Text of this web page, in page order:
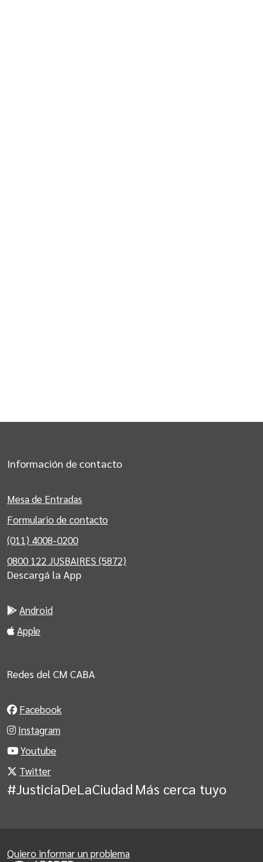
Información de contacto
Mesa de Entradas
Formulario de contacto
(011) 4008-0200
0800 122 JUSBAIRES (5872)
Descargá la App
Android
Apple
Redes del CM CABA
Facebook
Instagram
Youtube
Twitter
#JusticiaDeLaCiudad Más cerca tuyo
Quiero informar un problema